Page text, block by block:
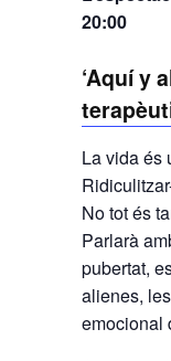
20:00
‘Aquí y
La vida és
No tot és
Parlarà
pubertat,
alienes,
emocional